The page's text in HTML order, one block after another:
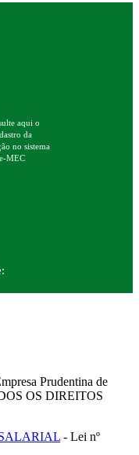
aqui o
da
no sistema
e-MEC
Prudentina de
OS DIREITOS
- Lei nº